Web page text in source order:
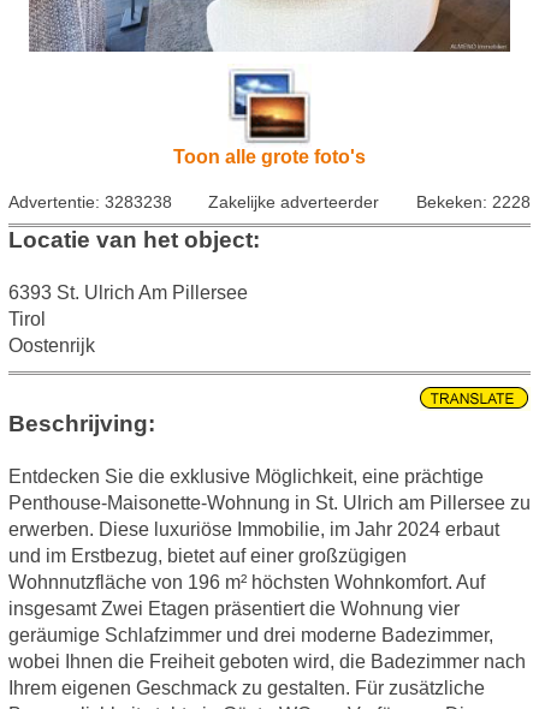
Toon alle grote foto's
Advertentie: 3283238 Zakelijke adverteerder Bekeken: 2228
Locatie van het object:
6393 St. Ulrich Am Pillersee
Tirol
Oostenrijk
Beschrijving:
Entdecken Sie die exklusive Möglichkeit, eine prächtige
Penthouse-Maisonette-Wohnung in St. Ulrich am Pillersee zu
erwerben. Diese luxuriöse Immobilie, im Jahr 2024 erbaut
und im Erstbezug, bietet auf einer großzügigen
Wohnnutzfläche von 196 m² höchsten Wohnkomfort. Auf
insgesamt Zwei Etagen präsentiert die Wohnung vier
geräumige Schlafzimmer und drei moderne Badezimmer,
wobei Ihnen die Freiheit geboten wird, die Badezimmer nach
Ihrem eigenen Geschmack zu gestalten. Für zusätzliche